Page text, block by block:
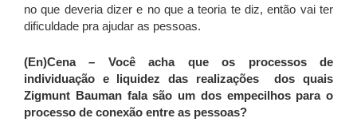
no que deveria dizer e no que a teoria te diz, então vai ter
dificuldade pra ajudar as pessoas.
(En)Cena– Você acha que os processos de
individuação e liquidez das realizações dos quais
Zigmunt Bauman fala são um dos empecilhos para o
processo de conexão entre as pessoas?